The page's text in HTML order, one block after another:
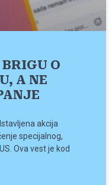
O
A NE
akcija
specijalnog,
Ova vest je kod